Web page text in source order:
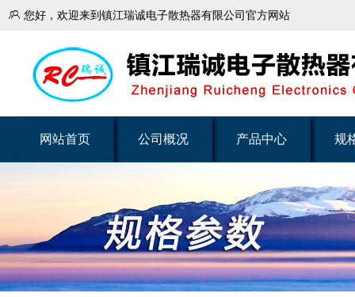
 您好，欢迎来到镇江瑞诚电子散热器有限公司官方网站
网站首页 公司概况 产品中心 规